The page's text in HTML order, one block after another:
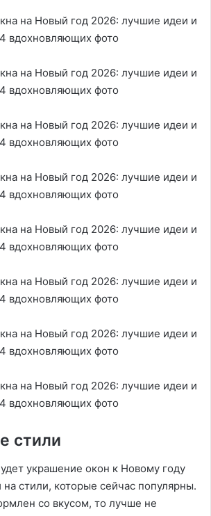
стили
украшение окон к Новому году
на стили, которые сейчас популярны.
со вкусом, то лучше не